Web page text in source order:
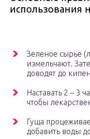
использования
Зеленое сырье
измельчают.
доводят до
Наставать 2 – 3
чтобы
Гуща
добавить воды